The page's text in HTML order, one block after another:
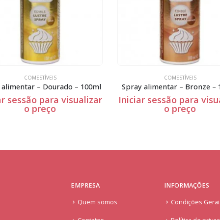
COMESTÍVEIS
– Dourado – 100ml
sessão para visualizar
o preço
COMESTÍVEIS
Spray alimentar – Bronze –
Iniciar sessão para
o preço
EMPRESA
Quem somos
INFORMAÇÕES
Condições